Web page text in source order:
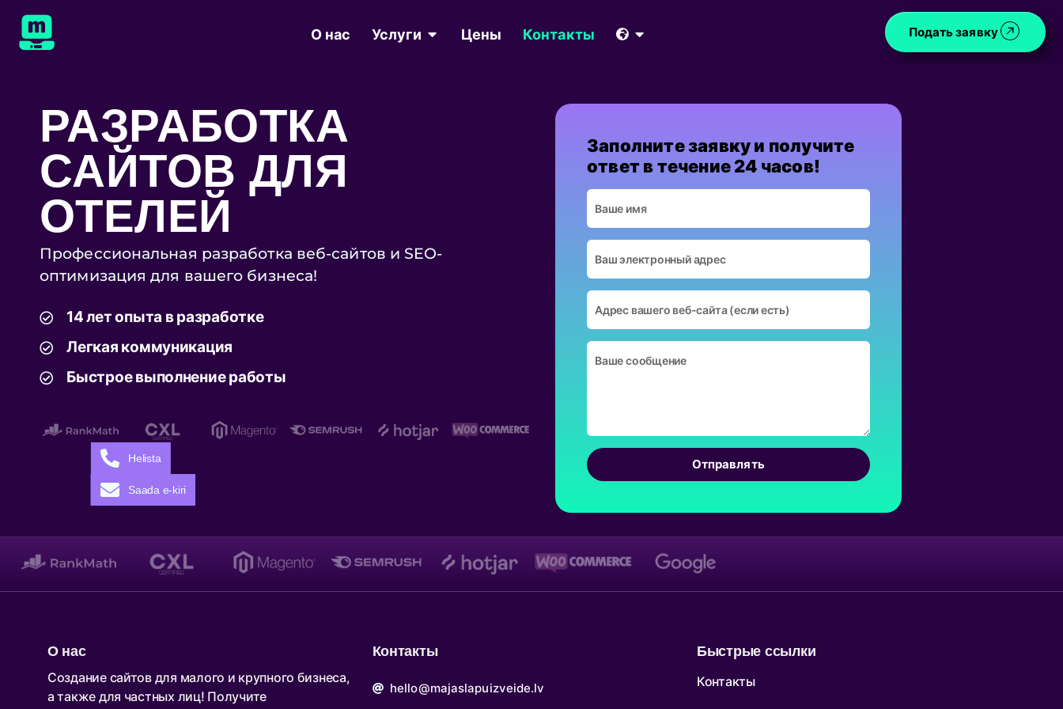
О нас Услуги Цены Контакты Подать заявку
РАЗРАБОТКА
САЙТОВ ДЛЯ
ОТЕЛЕЙ
Профессиональная разработка веб-сайтов и SEO-
оптимизация для вашего бизнеса!
14 лет опыта в разработке
Легкая коммуникация
Быстрое выполнение работы
Заполните заявку и получите
ответ в течение 24 часов!
Отправлять
О нас
Создание сайтов для малого и крупного бизнеса,
а также для частных лиц! Получите
Контакты
hello@majaslapuizveide.lv
Быстрые ссылки
Контакты
Helista
Saada e-kiri